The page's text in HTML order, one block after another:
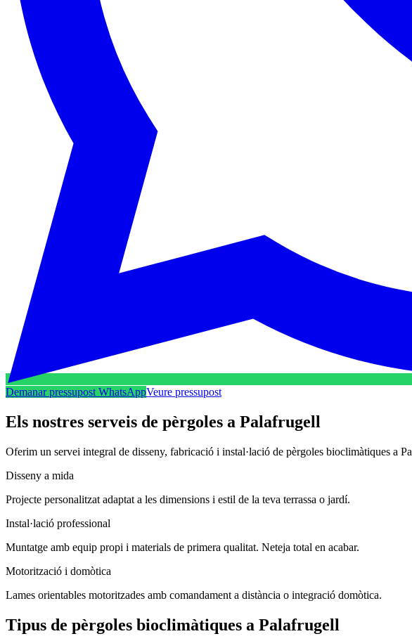
Demanar pressupost WhatsAppVeure pressupost
Els nostres serveis de pèrgoles a Palafrugell
Oferim un servei integral de disseny, fabricació i instal·lació de pèrgoles bioclimàtiques a
Disseny a mida
Projecte personalitzat adaptat a les dimensions i estil de la teva terrassa o jardí.
Instal·lació professional
Muntatge amb equip propi i materials de primera qualitat. Neteja total en acabar.
Motorització i domòtica
Lames orientables motoritzades amb comandament a distància o integració domòtica.
Tipus de pèrgoles bioclimàtiques a Palafrugell